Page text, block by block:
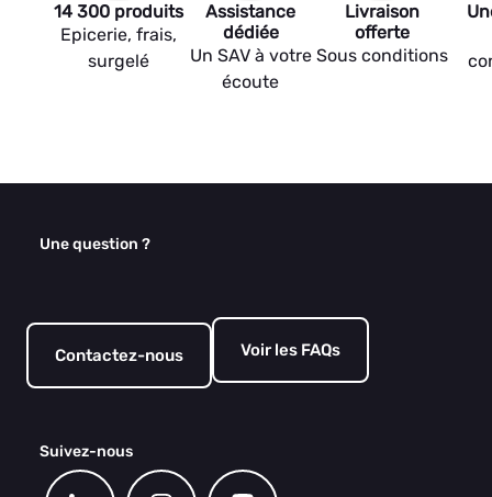
14 300 produits
Epicerie, frais,
surgelé
Assistance
dédiée
Un SAV à votre
écoute
Livraison
offerte
Sous conditions
Une question ?
Contactez-nous Voir les FAQs
Suivez-nous